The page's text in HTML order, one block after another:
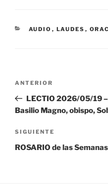
CATEGORÍAS
AUDIO , LAUDES ,
entradas
Entrada
anterior:
ANTERIOR
LECTIO 2026/05/19
Basilio Magno, obispo,
Siguiente
entrada
SIGUIENTE
ROSARIO de las